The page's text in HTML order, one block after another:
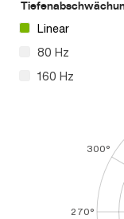
Linear
80 Hz
160 Hz
270°
300°